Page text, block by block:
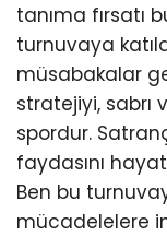
tanıma fırsatı
turnuvaya
müsabakalar
stratejiyi, sabrı
spordur.
faydasını
Ben bu
mücadelelere